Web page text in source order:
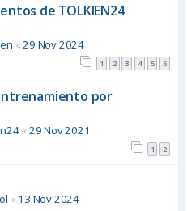
de TOLKIEN24
«29 Nov 2024
1 2 3 4 5 6
por
« 29 Nov 2021
1 2
« 13 Nov 2024